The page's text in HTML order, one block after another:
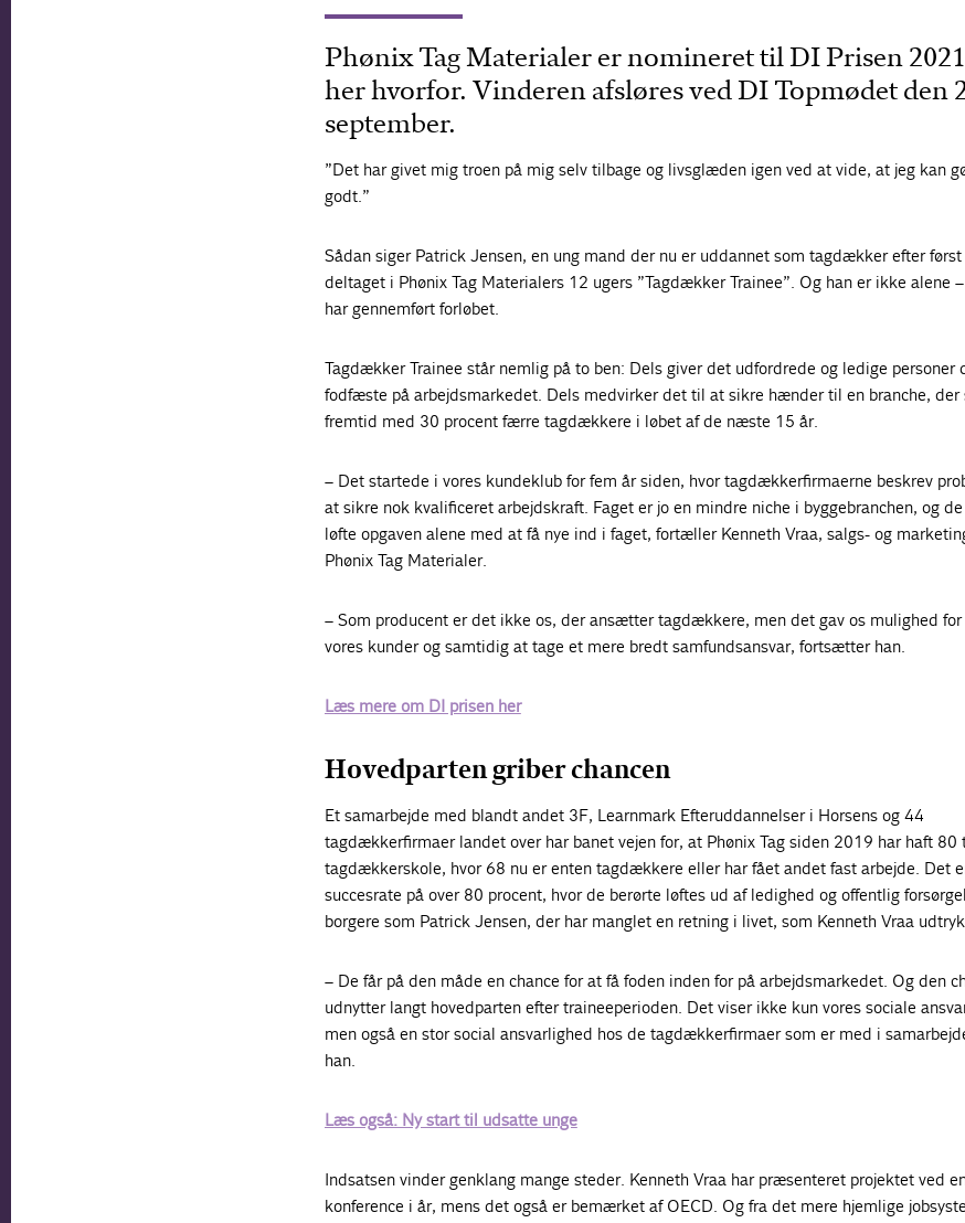
Phønix Tag Materialer er nomineret til DI Prisen
her hvorfor. Vinderen afsløres ved DI Topmødet den
september.
”Det har givet mig troen på mig selv tilbage og livsglæden igen ved at vide, at jeg kan
godt.”
Sådan siger Patrick Jensen, en ung mand der nu er uddannet som tagdækker efter først
deltaget i Phønix Tag Materialers 12 ugers ”Tagdækker Trainee”. Og han er ikke alene
har gennemført forløbet.
Tagdækker Trainee står nemlig på to ben: Dels giver det udfordrede og ledige personer
fodfæste på arbejdsmarkedet. Dels medvirker det til at sikre hænder til en branche, der
fremtid med 30 procent færre tagdækkere i løbet af de næste 15 år.
– Det startede i vores kundeklub for fem år siden, hvor tagdækkerfirmaerne beskrev
at sikre nok kvalificeret arbejdskraft. Faget er jo en mindre niche i byggebranchen, og
løfte opgaven alene med at få nye ind i faget, fortæller Kenneth Vraa, salgs- og
Phønix Tag Materialer.
– Som producent er det ikke os, der ansætter tagdækkere, men det gav os mulighed
vores kunder og samtidig at tage et mere bredt samfundsansvar, fortsætter han.
Læs mere om DI prisen her
Hovedparten griber chancen
Et samarbejde med blandt andet 3F, Learnmark Efteruddannelser i Horsens og 44
tagdækkerfirmaer landet over har banet vejen for, at Phønix Tag siden 2019 har haft 80
tagdækkerskole, hvor 68 nu er enten tagdækkere eller har fået andet fast arbejde. Det
succesrate på over 80 procent, hvor de berørte løftes ud af ledighed og offentlig
borgere som Patrick Jensen, der har manglet en retning i livet, som Kenneth Vraa
– De får på den måde en chance for at få foden inden for på arbejdsmarkedet. Og den
udnytter langt hovedparten efter traineeperioden. Det viser ikke kun vores sociale
men også en stor social ansvarlighed hos de tagdækkerfirmaer som er med i
han.
Læs også: Ny start til udsatte unge
Indsatsen vinder genklang mange steder. Kenneth Vraa har præsenteret projektet ved
konference i år, mens det også er bemærket af OECD. Og fra det mere hjemlige